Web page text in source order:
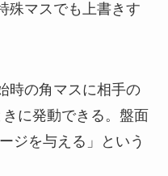
殊マスでも上書きす
時の角マスに相手の
に発動できる。盤面
ジを与える」という